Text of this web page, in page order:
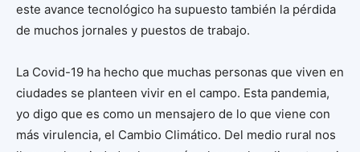
este avance tecnológico ha supuesto también la pérdida
de muchos jornales y puestos de trabajo.
La Covid-19 ha hecho que muchas personas que viven en
ciudades se planteen vivir en el campo. Esta pandemia,
yo digo que es como un mensajero de lo que viene con
más virulencia, el Cambio Climático. Del medio rural nos